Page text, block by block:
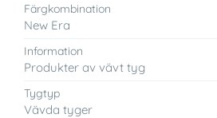
Färgkombination
New Era
Information
Produkter av vävt tyg
Tygtyp
Vävda tyger